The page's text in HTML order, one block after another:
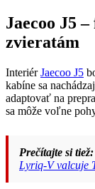
Jaecoo J5
zvieratám
InteriérJaecoo J5
kabíne sa
adaptovať na
sa môže voľne
Prečítajte si tiež:
Lyriq-V valcuje